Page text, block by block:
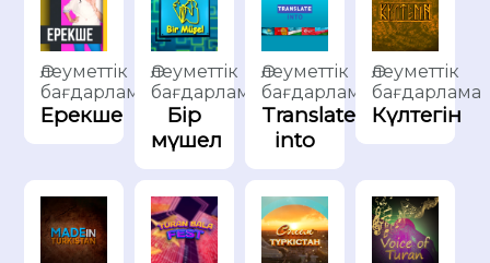
Әлеуметтік
бағдарлама
Ерекше
Әлеуметтік
бағдарлама
Бір
мүшел
Әлеуметтік
бағдарлама
Translate
into
Әлеуметтік
бағдарлама
Күлтегін